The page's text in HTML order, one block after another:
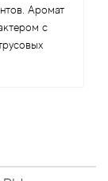
Аромат
с